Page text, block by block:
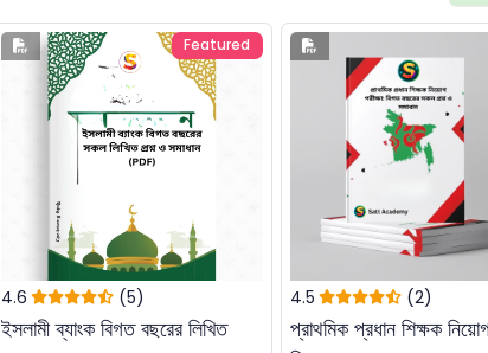
Featured
4.6 (5)
ইসলামী ব্যাংক বিগত বছরের লিখিত
4.5 (2)
প্রাথমিক প্রধান শিক্ষক